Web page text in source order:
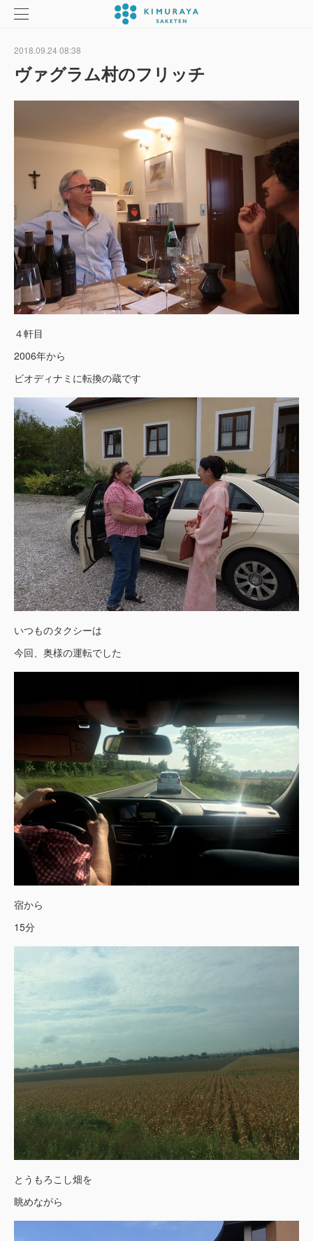
2018.09.24 08:38
ヴァグラム村のフリッチ
４軒目
2006年から
ビオディナミに転換の蔵です
いつものタクシーは
今回、奥様の運転でした
宿から
15分
とうもろこし畑を
眺めながら